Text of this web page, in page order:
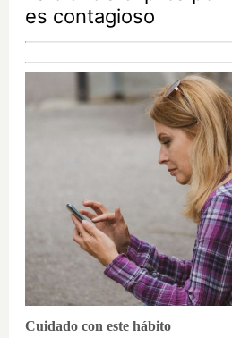
es contagioso
Cuidado con este hábito